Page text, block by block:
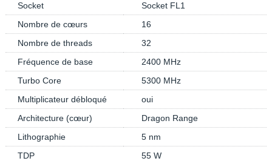
Socket
Socket FL1
Nombre de cœurs
16
Nombre de threads
32
Fréquence de base
2400 MHz
Turbo Core
5300 MHz
Multiplicateur débloqué
oui
Architecture (cœur)
Dragon Range
Lithographie
5 nm
TDP
55 W